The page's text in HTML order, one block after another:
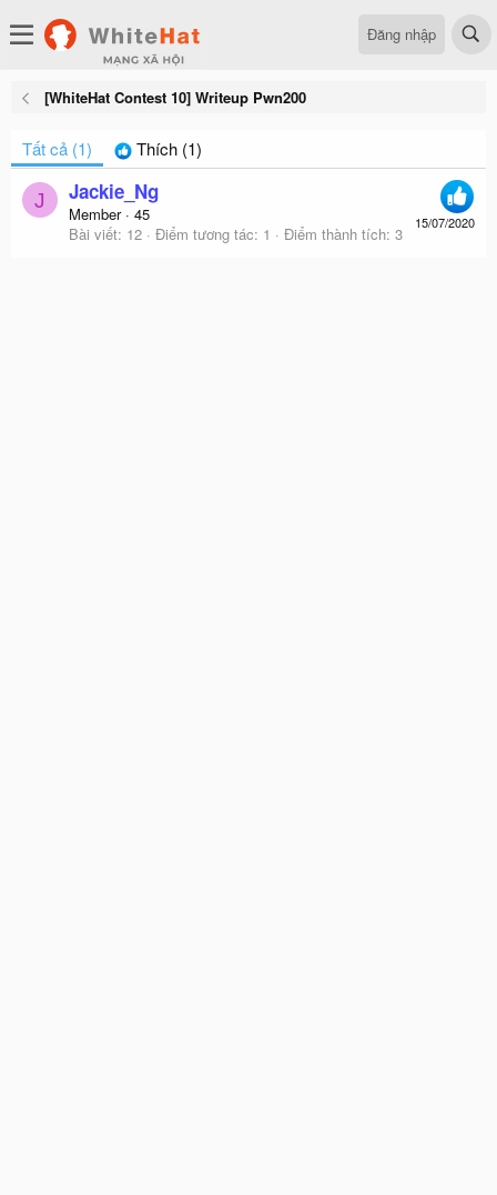
Đăng nhập
[WhiteHat Contest 10] Writeup Pwn200
Tất cả (1) Thích (1)
J
15/07/2020
Jackie_Ng
Member · 45
Bài viết 12 Điểm tương tác 1 Điểm thành tích 3